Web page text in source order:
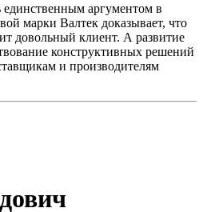
единственным аргументом в
марки Валтек доказывает, что
довольный клиент. А развитие
конструктивных решений
и производителям